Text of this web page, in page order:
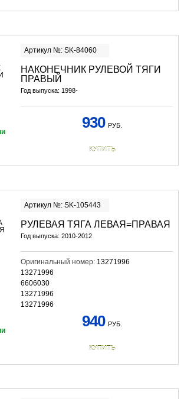
Артикул №: SK-84060
НАКОНЕЧНИК РУЛЕВОЙ ТЯГИ
ПРАВЫЙ
Год выпуска: 1998-
930 РУБ.
КУПИТЬ
Артикул №: SK-105443
РУЛЕВАЯ ТЯГА ЛЕВАЯ=ПРАВАЯ
Год выпуска: 2010-2012
Оригинальный номер: 13271996
13271996
6606030
13271996
13271996
940 РУБ.
КУПИТЬ